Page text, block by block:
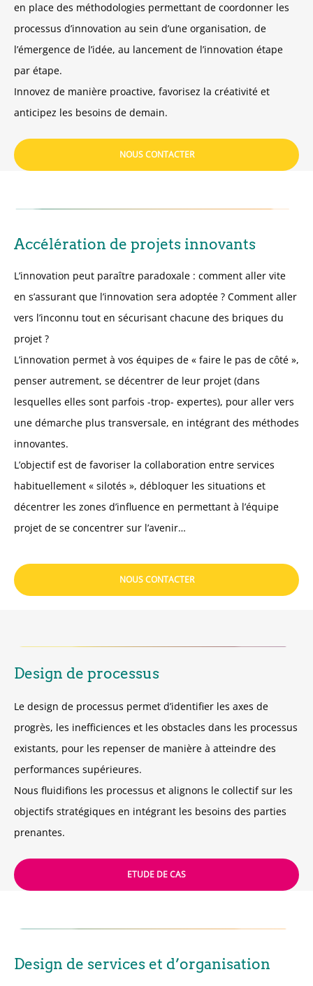
en place des méthodologies permettant de coordonner les
processus d’innovation au sein d’une organisation, de
l’émergence de l’idée, au lancement de l’innovation étape
par étape.
Innovez de manière proactive, favorisez la créativité et
anticipez les besoins de demain.
NOUS CONTACTER
Accélération de projets innovants
L’innovation peut paraître paradoxale : comment aller vite
en s’assurant que l’innovation sera adoptée ? Comment aller
vers l’inconnu tout en sécurisant chacune des briques du
projet ?
L’innovation permet à vos équipes de « faire le pas de côté »,
penser autrement, se décentrer de leur projet (dans
lesquelles elles sont parfois -trop- expertes), pour aller vers
une démarche plus transversale, en intégrant des méthodes
innovantes.
L’objectif est de favoriser la collaboration entre services
habituellement « silotés », débloquer les situations et
décentrer les zones d’influence en permettant à l’équipe
projet de se concentrer sur l’avenir…
NOUS CONTACTER
Design de processus
Le design de processus permet d’identifier les axes de
progrès, les inefficiences et les obstacles dans les processus
existants, pour les repenser de manière à atteindre des
performances supérieures.
Nous fluidifions les processus et alignons le collectif sur les
objectifs stratégiques en intégrant les besoins des parties
prenantes.
ETUDE DE CAS
Design de services et d’organisation